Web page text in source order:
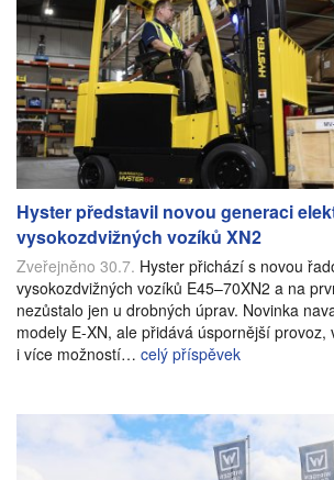
Hyster představil novou generaci
vysokozdvižných vozíků XN2
Zveřejněno 30.7. Hyster přichází s novou
vysokozdvižných vozíků E45–70XN2 a na
nezůstalo jen u drobných úprav. Novinka
modely E-XN, ale přidává úspornější provoz,
i více možností… celý příspěvek